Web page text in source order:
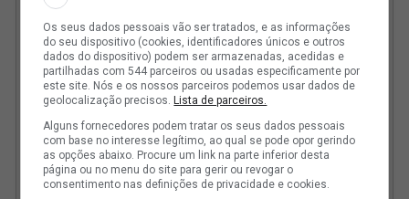
Os seus dados pessoais vão ser tratados, e as informações
do seu dispositivo (cookies, identificadores únicos e outros
dados do dispositivo) podem ser armazenadas, acedidas e
partilhadas com 544 parceiros ou usadas especificamente por
este site. Nós e os nossos parceiros podemos usar dados de
geolocalização precisos. Lista de parceiros.
Alguns fornecedores podem tratar os seus dados pessoais
com base no interesse legítimo, ao qual se pode opor gerindo
as opções abaixo. Procure um link na parte inferior desta
página ou no menu do site para gerir ou revogar o
consentimento nas definições de privacidade e cookies.